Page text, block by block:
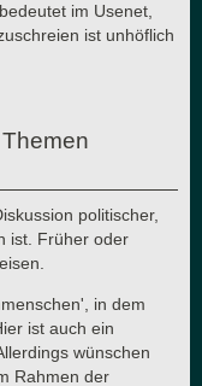
im Usenet,
ist unhöflich
politischer,
ist. Früher oder
in dem
ist auch ein
wünschen
Rahmen der